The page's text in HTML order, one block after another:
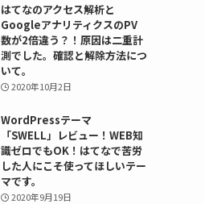
はてなのアクセス解析と
GoogleアナリティクスのPV
数が2倍違う？！原因は二重計
測でした。確認と解除方法につ
いて。
2020年10月2日
WordPressテーマ
「SWELL」レビュー！WEB知
識ゼロでもOK！はてなで苦労
した人にこそ使ってほしいテー
マです。
2020年9月19日